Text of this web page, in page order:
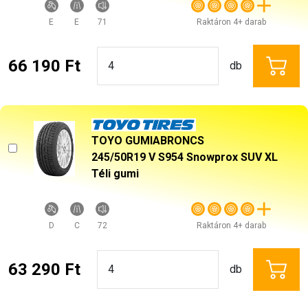
E E 71 Raktáron 4+ darab
66 190 Ft db
TOYO GUMIABRONCS
245/50R19 V S954 Snowprox SUV XL
Téli gumi
D C 72 Raktáron 4+ darab
63 290 Ft db